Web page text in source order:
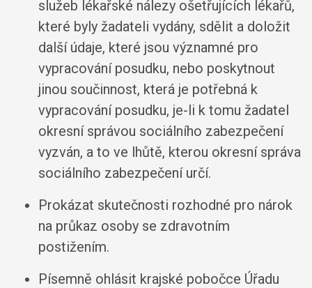
služeb lékařské nálezy ošetřujících lékařů,
které byly žadateli vydány, sdělit a doložit
další údaje, které jsou významné pro
vypracování posudku, nebo poskytnout
jinou součinnost, která je potřebná k
vypracování posudku, je-li k tomu žadatel
okresní správou sociálního zabezpečení
vyzván, a to ve lhůtě, kterou okresní správa
sociálního zabezpečení určí.
Prokázat skutečnosti rozhodné pro nárok
na průkaz osoby se zdravotním
postižením.
Písemně ohlásit krajské pobočce Úřadu